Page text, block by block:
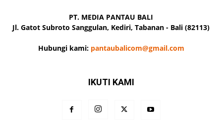
PT. MEDIA PANTAU BALI
Jl. Gatot Subroto Sanggulan, Kediri, Tabanan - Bali (82113)
Hubungi kami: pantaubalicom@gmail.com
IKUTI KAMI